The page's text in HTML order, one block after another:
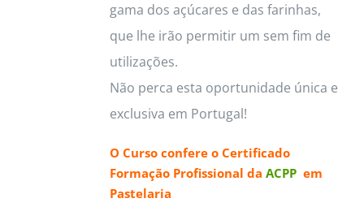
gama dos açúcares e das farinhas,
que lhe irão permitir um sem fim de
utilizações.
Não perca esta oportunidade única e
exclusiva em Portugal!
O Curso confere o Certificado
Formação Profissional da ACPPem
Pastelaria